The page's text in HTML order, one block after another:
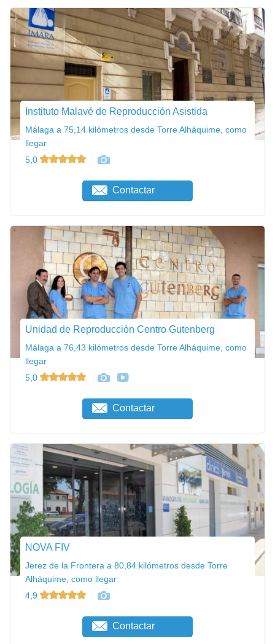
Instituto Malavé de Reproducción Asistida
Málaga a 75,14 kilómetros desde Torre Alháquime, como
llegar
5,0
Contactar
Unidad de Reproducción Centro Gutenberg
Málaga a 76,43 kilómetros desde Torre Alháquime, como
llegar
5,0
Contactar
NOVA FIV
Jerez de la Frontera a 80,84 kilómetros desde Torre
Alháquime, como llegar
4,9
Contactar